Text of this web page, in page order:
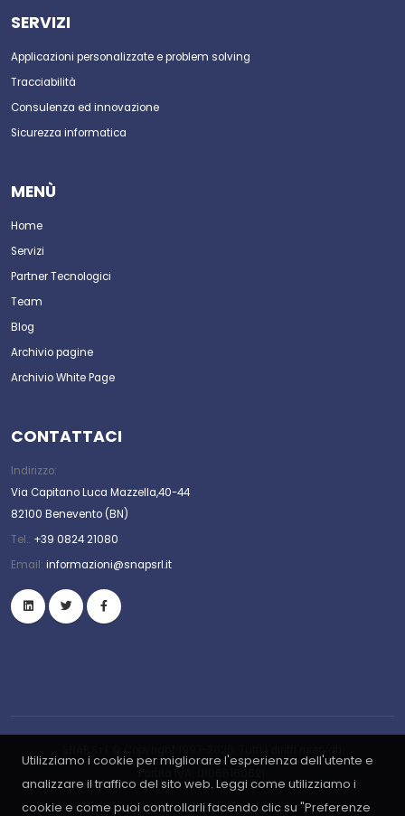
Utilizziamo i cookie per migliorare l'esperienza dell'utente e
analizzare il traffico del sito web. Leggi come utilizziamo i
cookie e come puoi controllarli facendo clic su "Preferenze
SERVIZI
Applicazioni personalizzate e problem solving
Tracciabilità
Consulenza ed innovazione
Sicurezza informatica
MENÙ
Home
Servizi
Partner Tecnologici
Team
Blog
Archivio pagine
Archivio White Page
CONTATTACI
Indirizzo:
Via Capitano Luca Mazzella,40-44
82100 Benevento (BN)
Tel.: +39 0824 21080
Email: informazioni@snapsrl.it